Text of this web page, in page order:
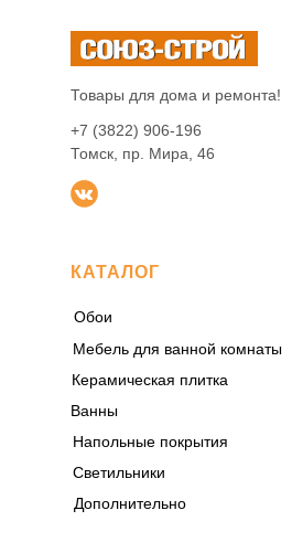
КАТАЛОГ
Товары для дома и ремонта!
Обои
Мебель для ванной комнаты
+7 (3822) 906-196
Томск, пр. Мира, 46
Напольные покрытия
Светильники
Дополнительно
Керамическая плитка
Ванны